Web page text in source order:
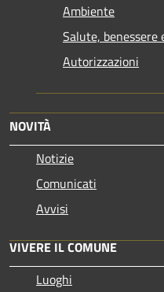
Ambiente
Salute, benessere
Autorizzazioni
NOVITÀ
Notizie
Comunicati
Avvisi
VIVERE IL COMUNE
Luoghi